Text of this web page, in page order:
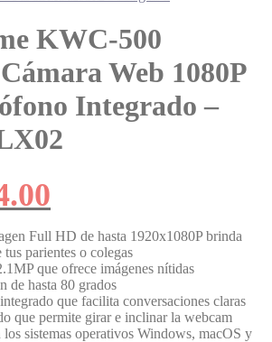
KWC-500
Web 1080P
Integrado –
actual
es:
Q234.00.
Full HD de hasta 1920x1080P brinda
parientes o colegas
que ofrece imágenes nítidas
de hasta 80 grados
que facilita conversaciones claras
que permite girar e inclinar la webcam
sistemas operativos Windows, macOS y